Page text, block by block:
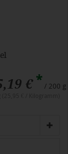
€* / 200 g